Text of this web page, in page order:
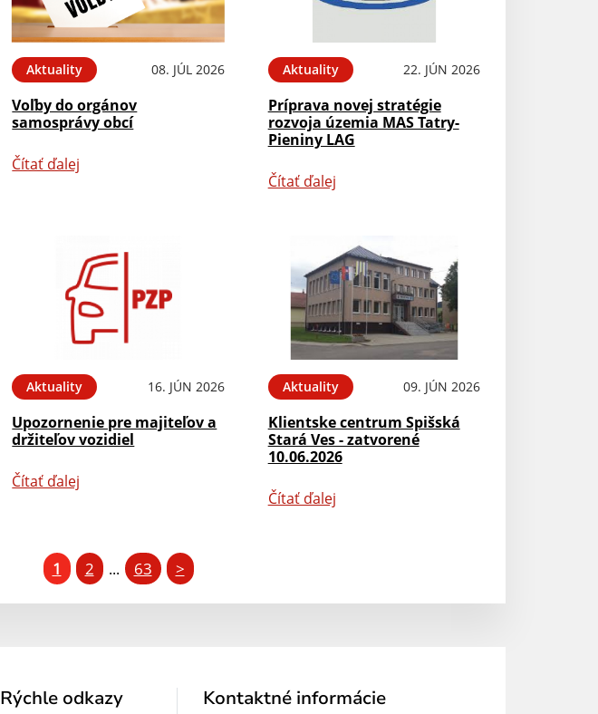
Aktuality 08. JÚL 2026
Voľby do orgánov
samosprávy obcí
Čítať ďalej
Aktuality 22. JÚN 2026
Príprava novej stratégie
rozvoja územia MAS Tatry-
Pieniny LAG
Čítať ďalej
Aktuality 16. JÚN 2026
Upozornenie pre majiteľov a
držiteľov vozidiel
Čítať ďalej
Aktuality 09. JÚN 2026
Klientske centrum Spišská
Stará Ves - zatvorené
10.06.2026
Čítať ďalej
1 2 ... 63 >
Rýchle odkazy Kontaktné informácie